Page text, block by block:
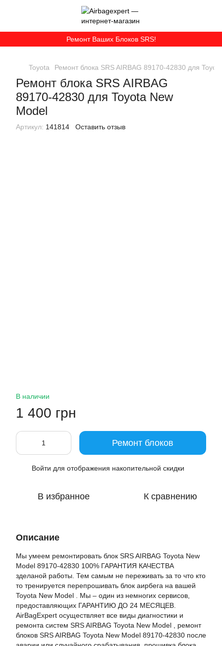
Ремонт Ваших Блоков SRS!
Toyota Ремонт блока SRS AIRBAG 89170-42830 для
Ремонт блока SRS AIRBAG
89170-42830 для Toyota New
Model
Артикул: 141814 Оставить отзыв
В наличии
1 400 грн
Ремонт блоков
Войти для отображения накопительной скидки
В избранное К сравнению
Описание
Мы умеем ремонтировать блок SRS AIRBAG Toyota New
Model 89170-42830 100% ГАРАНТИЯ КАЧЕСТВА
зделаной работы. Тем самым не переживать за то что кто
то тренируется перепрошивать блок аирбега на вашей
Toyota New Model . Мы – один из немногих сервисов,
предоставляющих ГАРАНТИЮ ДО 24 МЕСЯЦЕВ.
AirBagExpert осуществляет все виды диагностики и
ремонта систем SRS AIRBAG Toyota New Model , ремонт
блоков SRS AIRBAG Toyota New Model 89170-42830 после